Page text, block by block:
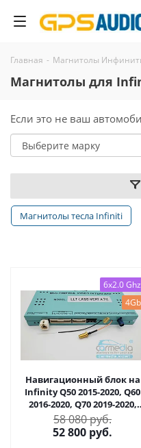
Главная - Магнитолы
Магнитолы для
Если это не ваш
Магнитолы тесла Infiniti
6x2.0 Ghz
4Gb
Навигационный блок на
Infinity Q50 2015-2020, Q60
2016-2020, Q70 2019-2020,
QX50 2018-2020, QX60 2017-
2019, QX80, QX56 2017-2019
на Android 9.0 - Carmedia
58 080 руб.
52 800 руб.